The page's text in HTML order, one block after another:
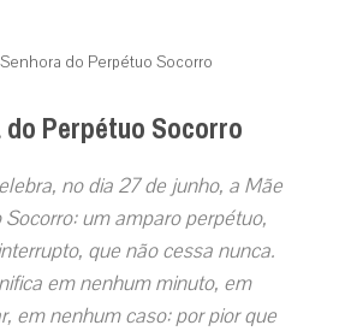
do Perpétuo Socorro
Perpétuo Socorro
no dia 27 de junho, a Mãe
um amparo perpétuo,
que não cessa nunca.
em nenhum minuto, em
em nenhum caso: por pior que